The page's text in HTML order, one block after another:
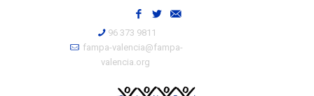
96 373 9811
fampa-valencia@fampa-
valencia.org